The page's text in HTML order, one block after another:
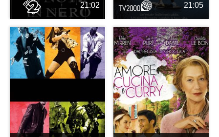
21:02 21:05